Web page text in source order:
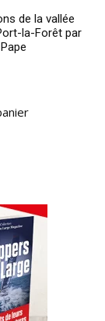
de la vallée
la-Forêt par